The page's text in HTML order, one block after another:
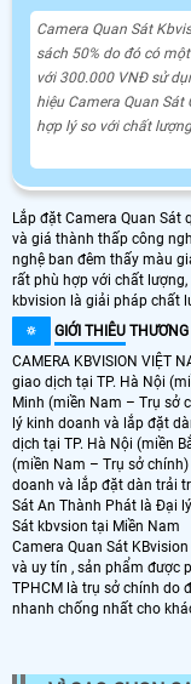
Camera Quan Sát
sách 50% do đó có
với 300.000 VNĐ sử
hiệu Camera Quan
hợp lý so với chất
Lắp đặt Camera Quan Sát
và giá thành thấp công
nghệ ban đêm thấy màu
rất phù hợp với chất
kbvision là giải pháp chất
🔅
GIỚI THIÊU
CAMERA KBVISION VIỆT
giao dịch tại TP. Hà Nội
Minh (miền Nam – Trụ sở
lý kinh doanh và lắp đặt
dịch tại TP. Hà Nội (miền
(miền Nam – Trụ sở
doanh và lắp đặt dàn trải
Sát An Thành Phát là Đại
Sát kbvsion tại Miền Nam
Camera Quan Sát
và uy tín , sản phẩm được
TPHCM là trụ sở chính do
nhanh chống nhất cho